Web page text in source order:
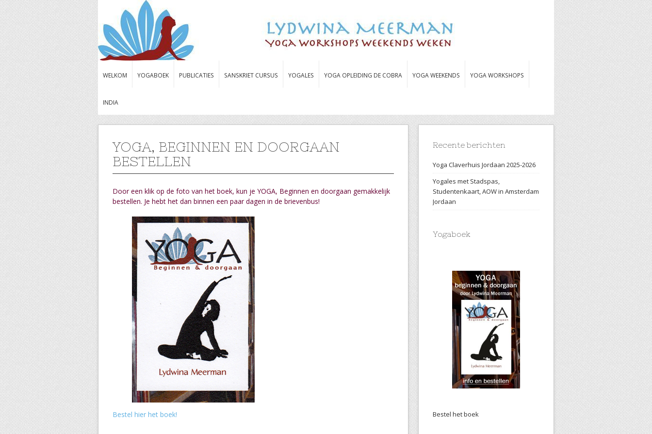
WELKOM YOGABOEK PUBLICATIES SANSKRIET CURSUS YOGALES YOGA OPLEIDING DE COBRA YOGA WEEKENDS YOGA WORKSHOPS
INDIA
YOGA, BEGINNEN EN DOORGAAN
BESTELLEN
Door een klik op de foto van het boek, kun je YOGA, Beginnen en doorgaan gemakkelijk
bestellen. Je hebt het dan binnen een paar dagen in de brievenbus!
Bestel hier het boek!
Recente berichten
Yoga Claverhuis Jordaan 2025-2026
Yogales met Stadspas,
Studentenkaart, AOW in Amsterdam
Jordaan
Yogaboek
Bestel het boek